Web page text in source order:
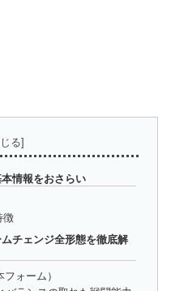
情報をおさらい
徴
チェンジ全形態を徹底解
ォーム）